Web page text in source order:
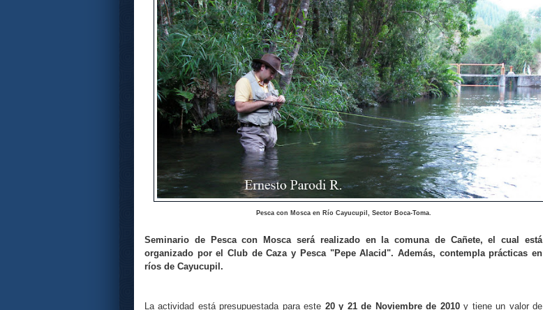
Pesca con Mosca en Río Cayucupil, Sector Boca-Toma.
Seminario de Pesca con Mosca será realizado en la comuna de Cañete, el cual está
organizado por el Club de Caza y Pesca "Pepe Alacid". Además, contempla prácticas en
ríos de Cayucupil.
La actividad está presupuestada para este 20 y 21 de Noviembre de 2010y tiene un valor de